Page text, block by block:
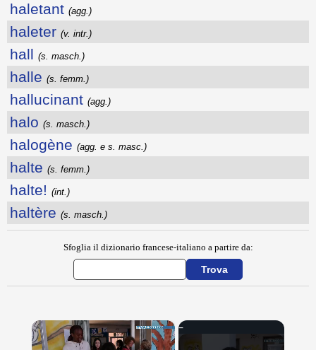
haletant (agg.)
haleter (v. intr.)
hall (s. masch.)
halle (s. femm.)
hallucinant (agg.)
halo (s. masch.)
halogène (agg. e s. masc.)
halte (s. femm.)
halte! (int.)
haltère (s. masch.)
Sfoglia il dizionario francese-italiano a partire da:
×